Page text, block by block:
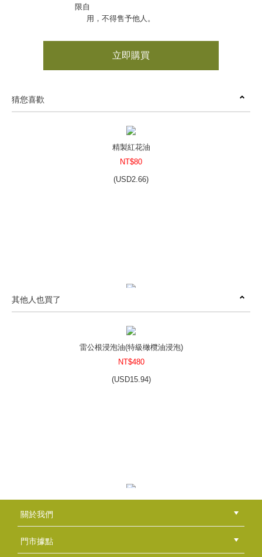
限自
用，不得售予他人。
立即購買
猜您喜歡
精製紅花油
NT$80
(USD2.66)
USD10.62)
其他人也買了
雷公根浸泡油(特級橄欖油浸泡)
NT$480
(USD15.94)
關於我們
公司簡介
品牌故事
最新消息
隱私權聲明
版權聲明
門市據點